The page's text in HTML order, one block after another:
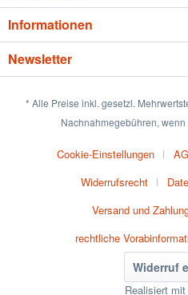
Informationen
Newsletter
* Alle Preise inkl. gesetzl.
Nachnahmegebühren,
Cookie-Einstellungen
Widerrufsrecht
Versand und
rechtliche
Widerruf
Realisiert